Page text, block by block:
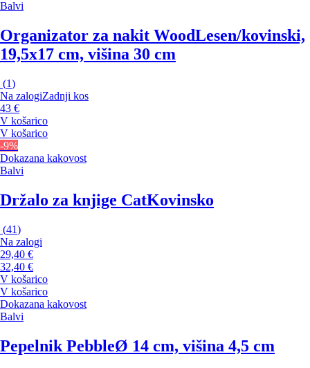
Balvi
Organizator za nakit WoodLesen/kovinski,
19,5x17 cm, višina 30 cm
(1)
Na zalogiZadnji kos
43 €
V košarico
V košarico
-9%
Dokazana kakovost
Balvi
Držalo za knjige CatKovinsko
(41)
Na zalogi
29,40 €
32,40 €
V košarico
V košarico
Dokazana kakovost
Balvi
Pepelnik PebbleØ 14 cm, višina 4,5 cm